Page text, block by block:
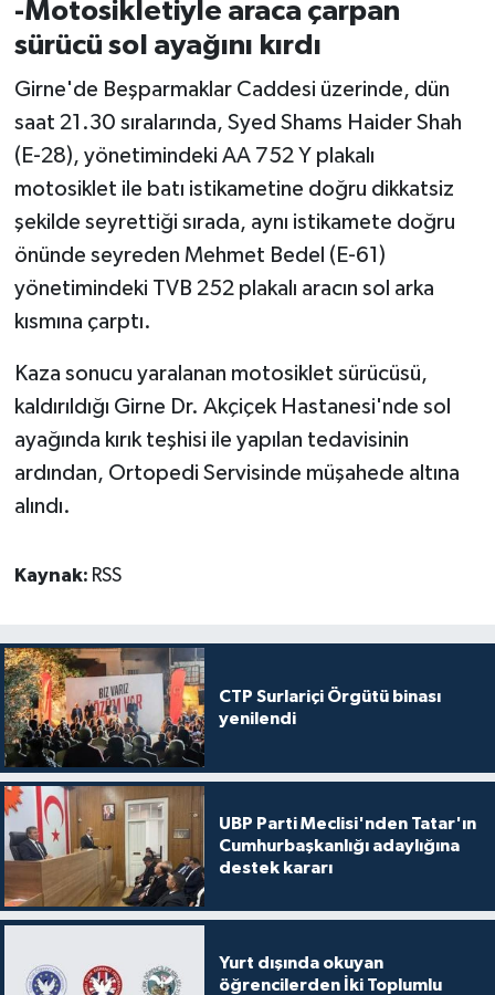
-Motosikletiyle araca çarpan
sürücü sol ayağını kırdı
Girne'de Beşparmaklar Caddesi üzerinde, dün
saat 21.30 sıralarında, Syed Shams Haider Shah
(E-28), yönetimindeki AA 752 Y plakalı
motosiklet ile batı istikametine doğru dikkatsiz
şekilde seyrettiği sırada, aynı istikamete doğru
önünde seyreden Mehmet Bedel (E-61)
yönetimindeki TVB 252 plakalı aracın sol arka
kısmına çarptı.
Kaza sonucu yaralanan motosiklet sürücüsü,
kaldırıldığı Girne Dr. Akçiçek Hastanesi'nde sol
ayağında kırık teşhisi ile yapılan tedavisinin
ardından, Ortopedi Servisinde müşahede altına
alındı.
Kaynak: RSS
CTP Surlariçi Örgütü binası
yenilendi
UBP Parti Meclisi'nden Tatar'ın
Cumhurbaşkanlığı adaylığına
destek kararı
Yurt dışında okuyan
öğrencilerden İki Toplumlu